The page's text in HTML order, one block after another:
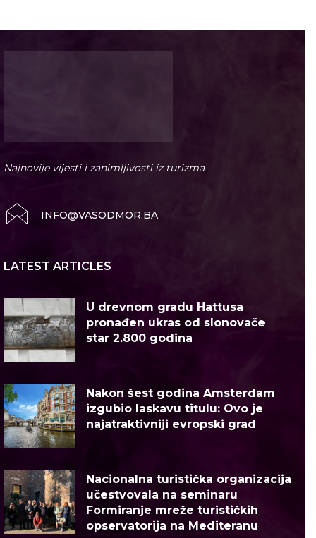
Najnovije vijesti i zanimljivosti iz turizma
INFO@VASODMOR.BA
LATEST ARTICLES
U drevnom gradu Hattusa
pronađen ukras od slonovače
star 2.800 godina
Nakon šest godina Amsterdam
izgubio laskavu titulu: Ovo je
najatraktivniji evropski grad
Nacionalna turistička organizacija
učestvovala na seminaru
Formiranje mreže turističkih
opservatorija na Mediteranu